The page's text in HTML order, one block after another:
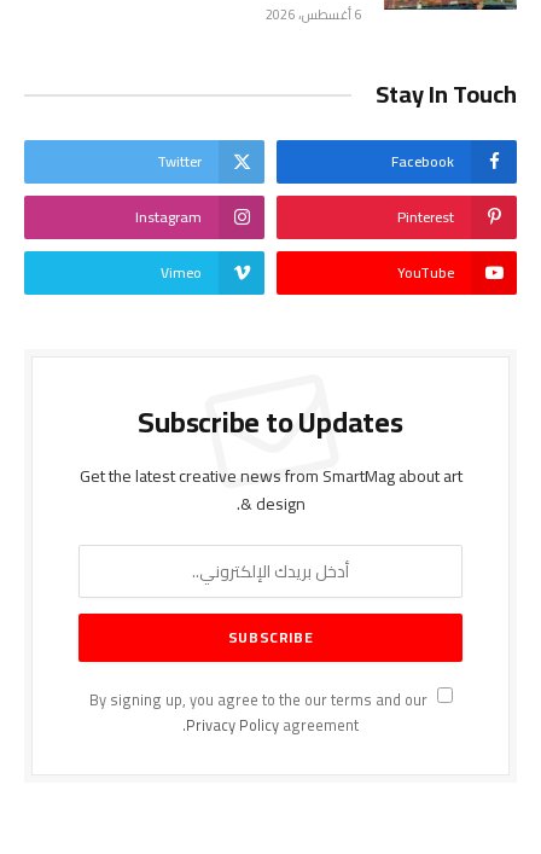
6 أغسطس، 2026
Stay In Touch
Facebook
Twitter
Pinterest
Instagram
YouTube
Vimeo
Subscribe to Updates
Get the latest creative news from SmartMag about art
& design.
By signing up, you agree to the our terms and our
Privacy Policyagreement.